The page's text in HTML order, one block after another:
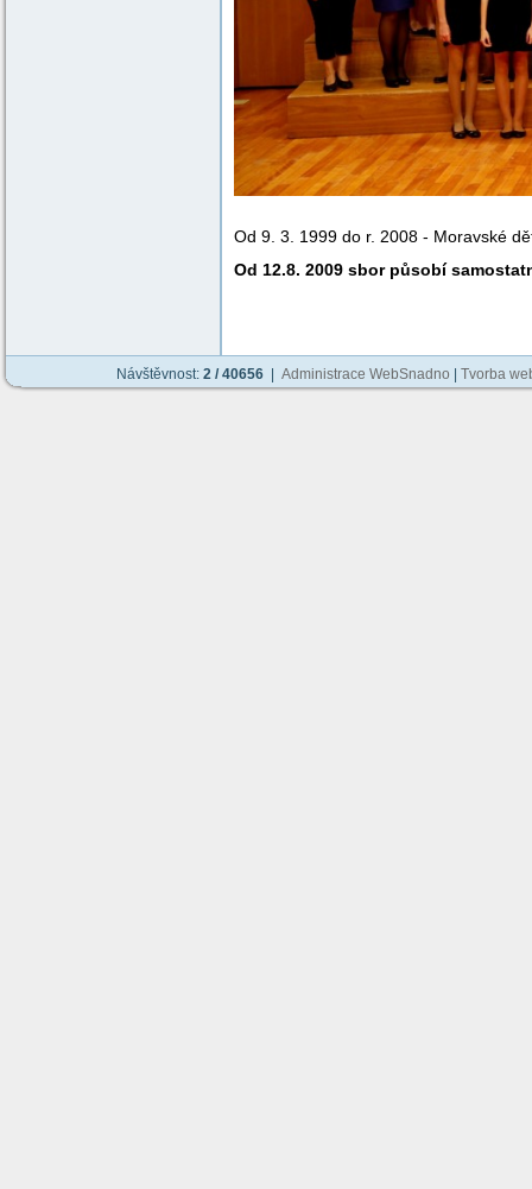
Od 9. 3. 1999 do r. 2008 - Moravské
Od 12.8. 2009 sbor působí
Návštěvnost: 2 / 40656 Administrace WebSnadno Tvorba